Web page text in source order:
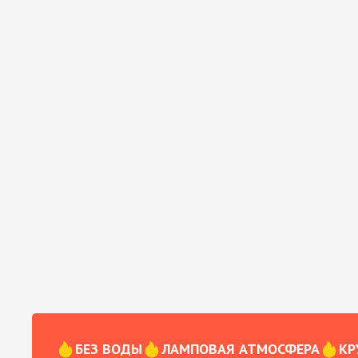
БЕЗ ВОДЫ ЛАМПОВАЯ АТМОСФЕРА